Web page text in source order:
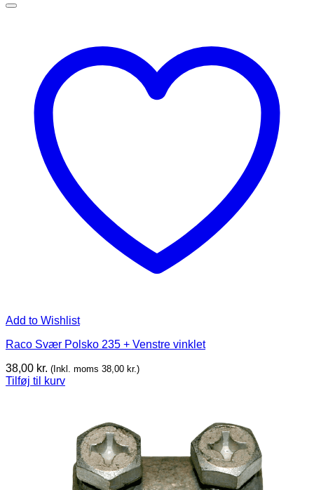
Add to Wishlist
Raco Svær Polsko 235 + Venstre vinklet
38,00 kr. (Inkl. moms 38,00 kr.)
Tilføj til kurv